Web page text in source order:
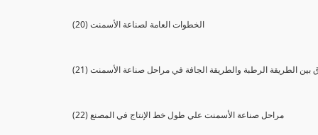
(20) الخطوات العامة لصناعة الأسمنت
بين الطريقة الرطبة والطريقة الجافة في مراحل صناعة الأسمنت
(22) مراحل صناعة الأسمنت علي طول خط الإنتاج في المصنع